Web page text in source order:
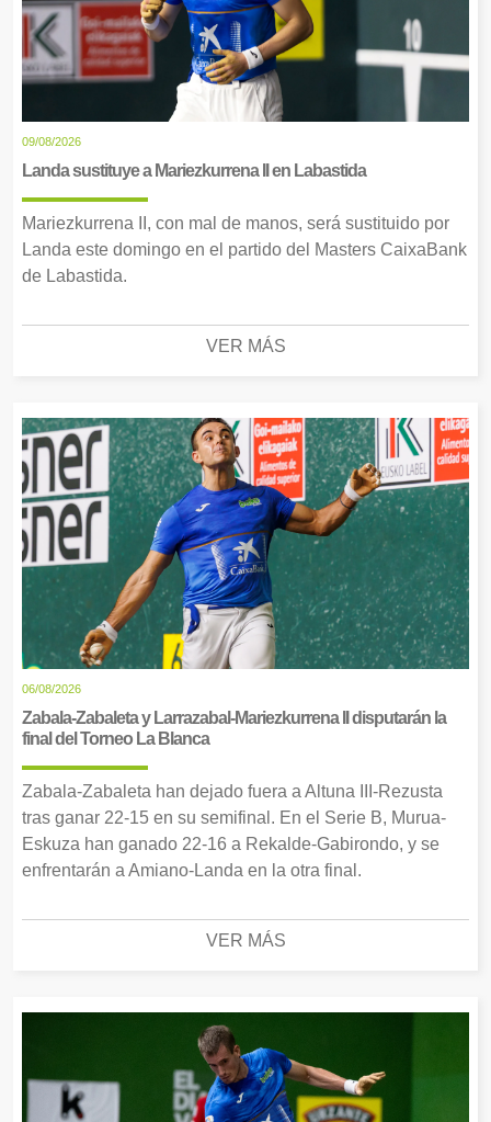
09/08/2026
Landa sustituye a Mariezkurrena II en Labastida
Mariezkurrena II, con mal de manos, será sustituido por
Landa este domingo en el partido del Masters CaixaBank
de Labastida.
VER MÁS
06/08/2026
Zabala-Zabaleta y Larrazabal-Mariezkurrena II disputarán la
final del Torneo La Blanca
Zabala-Zabaleta han dejado fuera a Altuna III-Rezusta
tras ganar 22-15 en su semifinal. En el Serie B, Murua-
Eskuza han ganado 22-16 a Rekalde-Gabirondo, y se
enfrentarán a Amiano-Landa en la otra final.
VER MÁS